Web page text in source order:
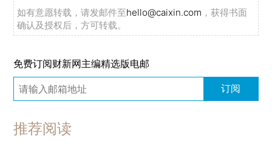
如有意愿转载，请发邮件至hello@caixin.com ，获得书面
确认及授权后，方可转载。
免费订阅财新网主编精选版电邮
订阅
推荐阅读